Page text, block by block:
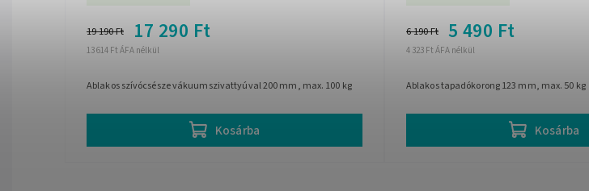
13 614 Ft ÁFA nélkül
19 190 Ft 17 290 Ft
Kosárba
Ablakos szívócsésze vákuumszivattyúval 200 mm, max. 100 kg
4 323 Ft ÁFA nélkül
6 190 Ft 5 490 Ft
Kosárba
Ablakos tapadókorong 123 mm, max. 50 kg